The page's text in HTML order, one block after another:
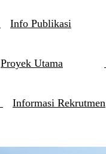
Info Publikasi
Proyek Utama
Informasi Rekrutmen